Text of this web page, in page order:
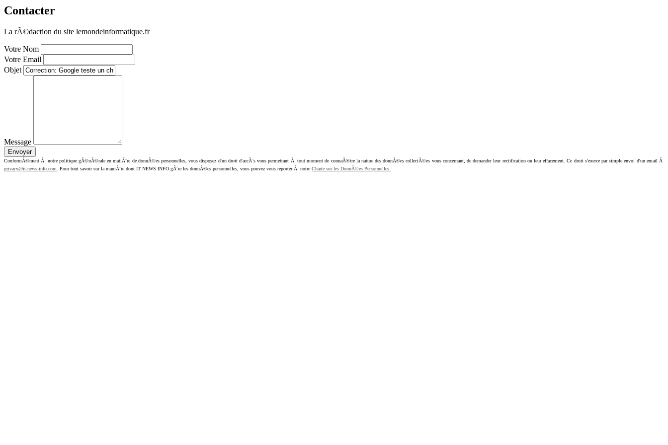
Contacter
La rÃ©daction du site lemondeinformatique.fr
Votre Nom
Votre Email
Objet
Message
ConformÃ©ment Ã notre politique gÃ©nÃ©rale en matiÃ¨re de donnÃ©es personnelles, vous disposez d'un droit d'accÃ¨s vous permettant Ã tout moment de connaÃ®tre la nature des donnÃ©es collectÃ©es vous concernant, de demander leur rectification ou leur effacement. Ce droit s'exerce par simple envoi d'un email Ã
privacy@it-news-info.com . Pour tout savoir sur la maniÃ¨re dont IT NEWS INFO gÃ¨re les donnÃ©es personnelles, vous pouvez vous reporter Ã notre Charte sur les DonnÃ©es Personnelles.